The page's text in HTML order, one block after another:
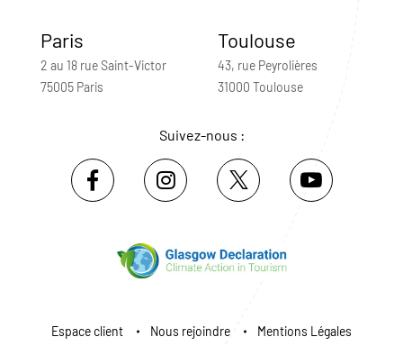
Paris
2 au 18 rue Saint-Victor
75005 Paris
Toulouse
43, rue Peyrolières
31000 Toulouse
Suivez-nous :
Espace client Nous rejoindre
Mentions Légales